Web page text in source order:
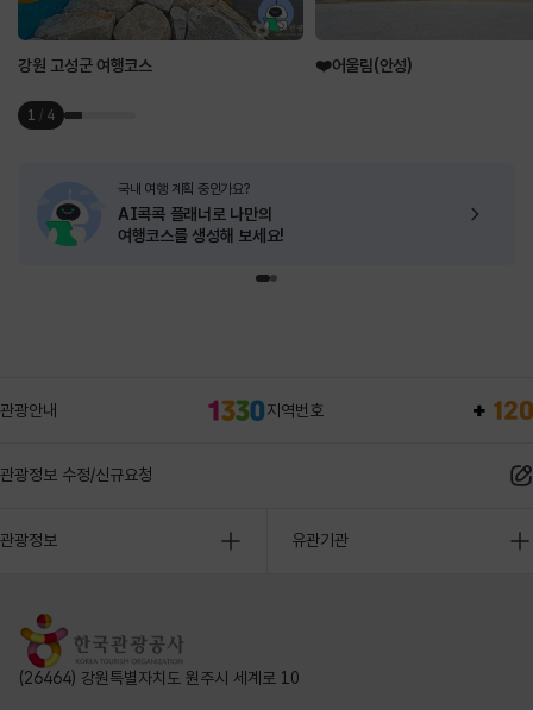
강원 고성군 여행코스 ❤️어울림(안성)
1 / 4
국내 여행 계획 중인가요?
AI콕콕 플래너로 나만의
여행코스를 생성해 보세요!
관광안내 지역번호
관광정보 수정/신규요청
관광정보 유관기관
(26464) 강원특별자치도 원주시 세계로 10